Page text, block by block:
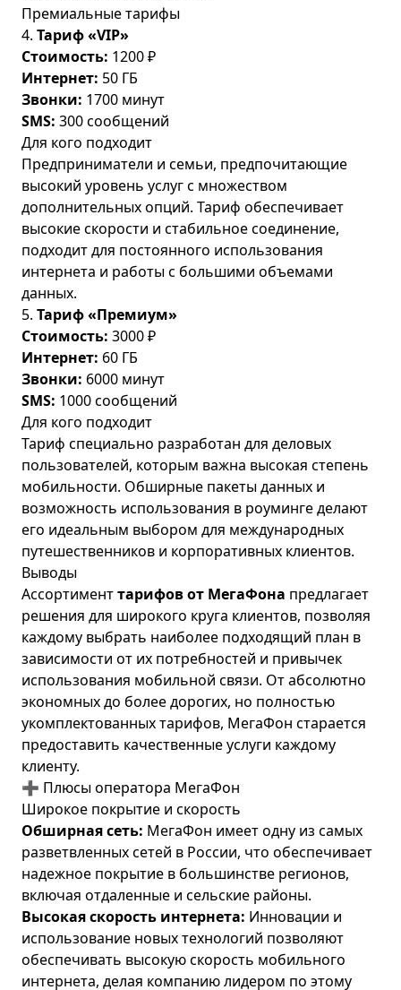
Премиальные тарифы
4. Тариф «VIP»
Стоимость: 1200 ₽
Интернет: 50 ГБ
Звонки: 1700 минут
SMS: 300 сообщений
Для кого подходит
Предприниматели и семьи, предпочитающие
высокий уровень услуг с множеством
дополнительных опций. Тариф обеспечивает
высокие скорости и стабильное соединение,
подходит для постоянного использования
интернета и работы с большими объемами
данных.
5. Тариф «Премиум»
Стоимость: 3000 ₽
Интернет: 60 ГБ
Звонки: 6000 минут
SMS: 1000 сообщений
Для кого подходит
Тариф специально разработан для деловых
пользователей, которым важна высокая степень
мобильности. Обширные пакеты данных и
возможность использования в роуминге делают
его идеальным выбором для международных
путешественников и корпоративных клиентов.
Выводы
Ассортименттарифов от МегаФона предлагает
решения для широкого круга клиентов, позволяя
каждому выбрать наиболее подходящий план в
зависимости от их потребностей и привычек
использования мобильной связи. От абсолютно
экономных до более дорогих, но полностью
укомплектованных тарифов, МегаФон старается
предоставить качественные услуги каждому
клиенту.
➕ Плюсы оператора МегаФон
Широкое покрытие и скорость
Обширная сеть: МегаФон имеет одну из самых
разветвленных сетей в России, что обеспечивает
надежное покрытие в большинстве регионов,
включая отдаленные и сельские районы.
Высокая скорость интернета: Инновации и
использование новых технологий позволяют
обеспечивать высокую скорость мобильного
интернета, делая компанию лидером по этому